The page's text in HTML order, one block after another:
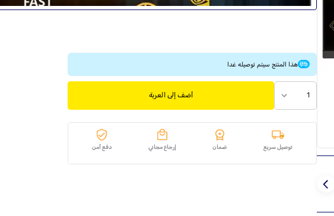
هذا المنتج سيتم توصيله غدا
1 أضف إلى العربة
توصيل سريع ضمان إرجاع مجاني دفع آمن